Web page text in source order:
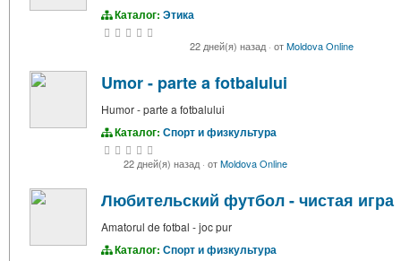
Каталог: Этика
22 дней(я) назад · отMoldova Online
Umor - parte a fotbalului
Humor - parte a fotbalului
Каталог: Спорт и физкультура
22 дней(я) назад · отMoldova Online
Любительский футбол - чистая игра
Amatorul de fotbal - joc pur
Каталог: Спорт и физкультура